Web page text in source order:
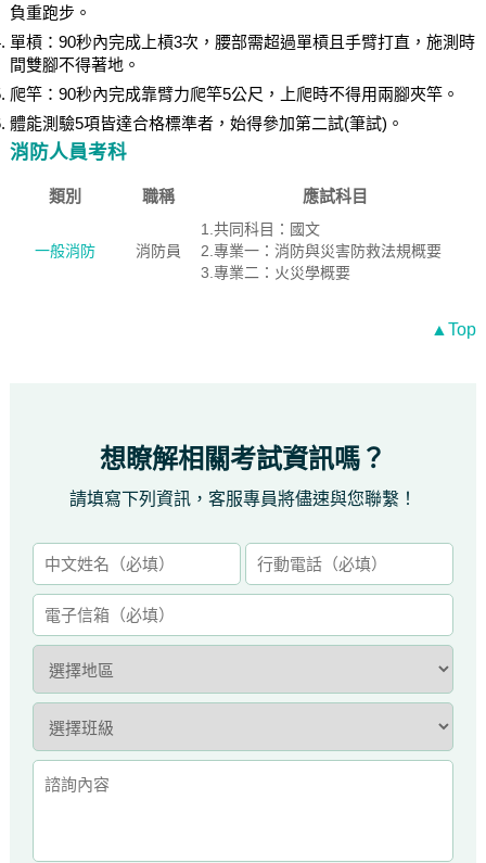
負重跑步。
單槓：90秒內完成上槓3次，腰部需超過單槓且手臂打直，施測時
間雙腳不得著地。
爬竿：90秒內完成靠臂力爬竿5公尺，上爬時不得用兩腳夾竿。
體能測驗5項皆達合格標準者，始得參加第二試(筆試)。
消防人員考科
類別 職稱 應試科目
一般消防 消防員
1.共同科目：國文
2.專業一：消防與災害防救法規概要
3.專業二：火災學概要
▲Top
想瞭解相關考試資訊嗎？
請填寫下列資訊，客服專員將儘速與您聯繫！